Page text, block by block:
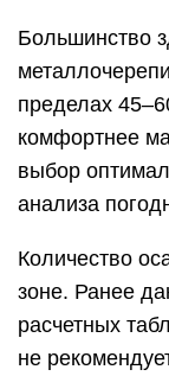
Большинство
пределах
комфортнее
выбор
анализа
Количество
зоне. Ранее
расчетных
не